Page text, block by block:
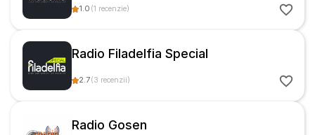
1.0 (1 recenzie)
Radio Filadelfia Special
2.7(3 recenzii)
Radio Gosen